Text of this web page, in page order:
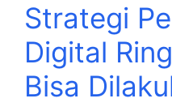
Strategi
Digital
Bisa